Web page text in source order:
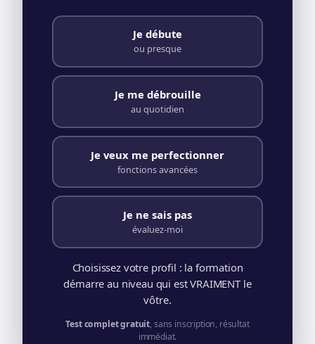
Je débute
ou presque
Je me débrouille
au quotidien
Je veux me perfectionner
fonctions avancées
Je ne sais pas
évaluez-moi
Choisissez votre profil : la formation
démarre au niveau qui est VRAIMENT le
vôtre.
Test complet gratuit, sans inscription, résultat
immédiat.